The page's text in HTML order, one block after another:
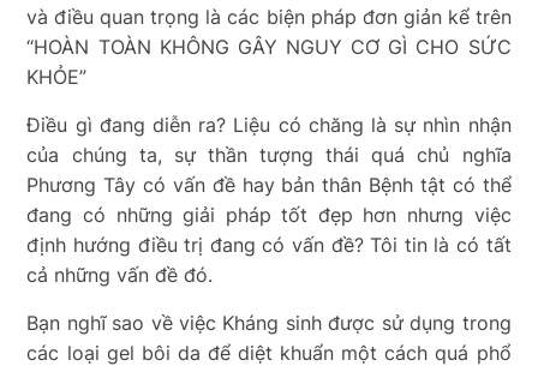
và điều quan trọng là các biện pháp đơn giản kể trên
“HOÀN TOÀN KHÔNG GÂY NGUY CƠ GÌ CHO SỨC
KHỎE”
Điều gì đang diễn ra? Liệu có chăng là sự nhìn nhận
của chúng ta, sự thần tượng thái quá chủ nghĩa
Phương Tây có vấn đề hay bản thân Bệnh tật có thể
đang có những giải pháp tốt đẹp hơn nhưng việc
định hướng điều trị đang có vấn đề? Tôi tin là có tất
cả những vấn đề đó.
Bạn nghĩ sao về việc Kháng sinh được sử dụng trong
các loại gel bôi da để diệt khuẩn một cách quá phổ